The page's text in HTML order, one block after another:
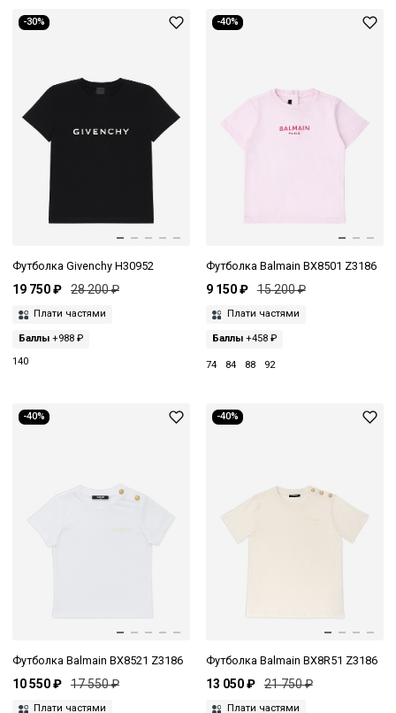
-30%
Футболка Givenchy H30952
19 750 ₽ 28 200 ₽
Плати частями
Баллы +988 ₽
140
-40%
Футболка Balmain BX8501 Z3186
9 150 ₽ 15 200 ₽
Плати частями
Баллы+458 ₽
74 84 88 92
-40%
Футболка Balmain BX8521 Z3186
10 550 ₽ 17 550 ₽
Плати частями
-40%
Футболка Balmain BX8R51 Z3186
13 050 ₽ 21 750 ₽
Плати частями